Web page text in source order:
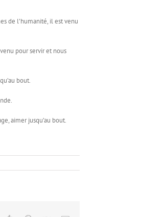
de l’humanité, il est venu
pour servir et nous
bout.
aimer jusqu’au bout.